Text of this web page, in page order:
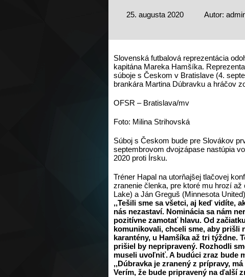
25. augusta 2020 Autor:
Slovenská futbalová reprezentácia
kapitána Mareka Hamšíka.
súboje s Českom v Bratislave (4.
brankára Martina Dúbravku a hráčov
OFSR – Bratislava/mv
Foto: Milina Strihovská
Súboj s Českom bude pre Slovákov
septembrovom dvojzápase nastúpia
2020 proti Írsku.
Tréner Hapal na utorňajšej tlačovej
zranenie členka, pre ktoré mu hrozí
Lake) a Ján Greguš (Minnesota
,,Tešili sme sa všetci, aj keď vidíte,
nás nezastaví. Nominácia sa nám
pozitívne zamotať hlavu. Od
komunikovali, chceli sme, aby prišli
karantény, u Hamšíka až tri týždne.
prišiel by nepripravený. Rozhodli
museli uvoľniť. A budúci zraz bude
,,Dúbravka je zranený z prípravy,
Verím, že bude pripravený na ďalší